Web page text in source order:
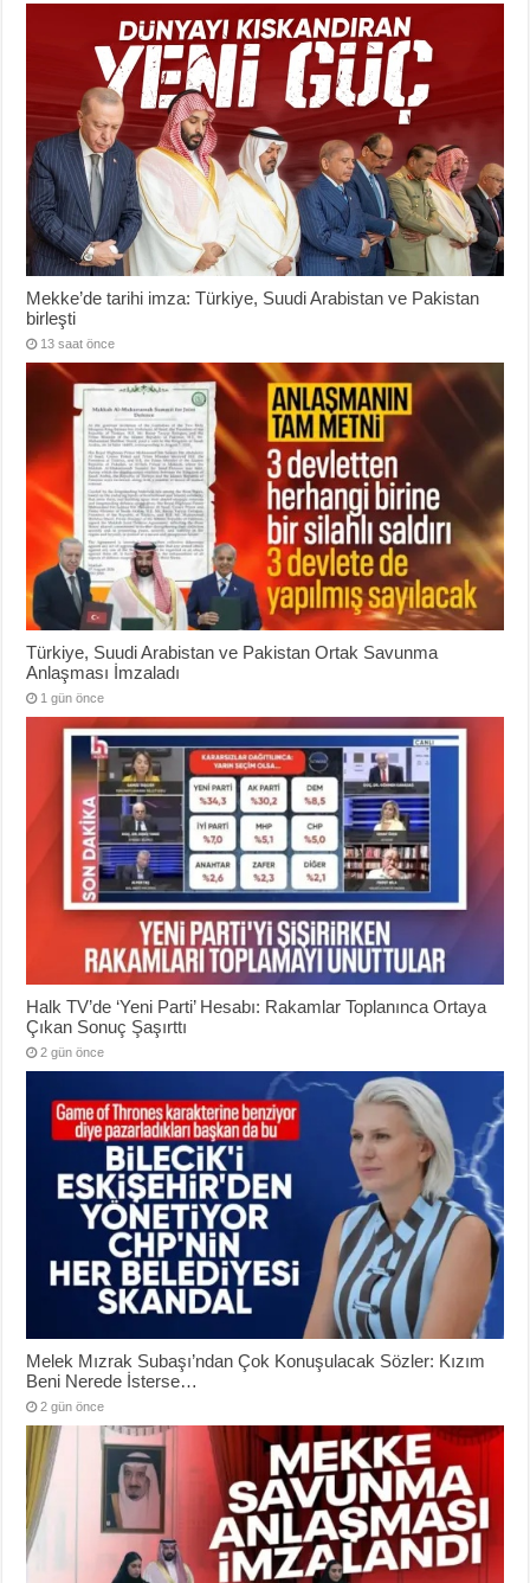
Mekke’de tarihi imza: Türkiye, Suudi Arabistan ve Pakistan
birleşti
13 saat önce
Türkiye, Suudi Arabistan ve Pakistan Ortak Savunma
Anlaşması İmzaladı
1 gün önce
Halk TV’de ‘Yeni Parti’ Hesabı: Rakamlar Toplanınca Ortaya
Çıkan Sonuç Şaşırttı
2 gün önce
Melek Mızrak Subaşı’ndan Çok Konuşulacak Sözler: Kızım
Beni Nerede İsterse…
2 gün önce